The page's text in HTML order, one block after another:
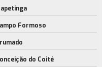
Formoso
do Coité